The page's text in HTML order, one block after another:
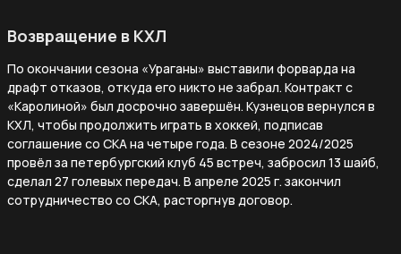
Возвращение в КХЛ
По окончании сезона «Ураганы» выставили форварда на
драфт отказов, откуда его никто не забрал. Контракт с
«Каролиной» был досрочно завершён. Кузнецов вернулся в
КХЛ, чтобы продолжить играть в хоккей, подписав
соглашение со СКА на четыре года. В сезоне 2024/2025
провёл за петербургский клуб 45 встреч, забросил 13 шайб,
сделал 27 голевых передач. В апреле 2025 г. закончил
сотрудничество со СКА, расторгнув договор.